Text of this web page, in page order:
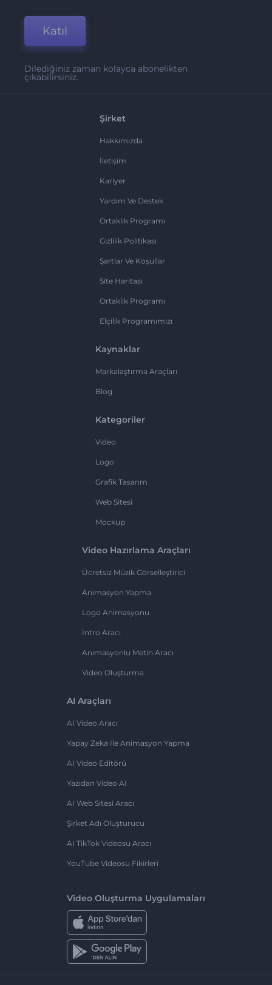
Katıl
Dilediğiniz zaman kolayca abonelikten
çıkabilirsiniz.
Şirket
Hakkımızda
İletişim
Kariyer
Yardım Ve Destek
Ortaklık Programı
Gizlilik Politikası
Şartlar Ve Koşullar
Site Haritası
Ortaklık Programı
Elçilik Programımızı
Kaynaklar
Markalaştırma Araçları
Blog
Kategoriler
Video
Logo
Grafik Tasarım
Web Sitesi
Mockup
Video Hazırlama Araçları
Ücretsiz Müzik Görselleştirici
Animasyon Yapma
Logo Animasyonu
İntro Aracı
Animasyonlu Metin Aracı
Video Oluşturma
AI Araçları
AI Video Aracı
Yapay Zeka Ile Animasyon Yapma
AI Video Editörü
Yazıdan Video AI
AI Web Sitesi Aracı
Şirket Adı Oluşturucu
AI TikTok Videosu Aracı
YouTube Videosu Fikirleri
Video Oluşturma Uygulamaları